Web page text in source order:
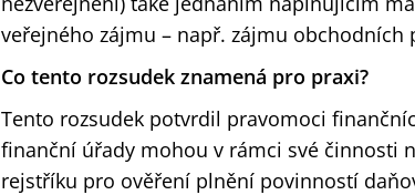
veřejného zájmu – např. zájmu obchodních
Co tento rozsudek znamená pro praxi?
Tento rozsudek potvrdil pravomoci
finanční úřady mohou v rámci své činnosti
rejstříku pro ověření plnění povinností